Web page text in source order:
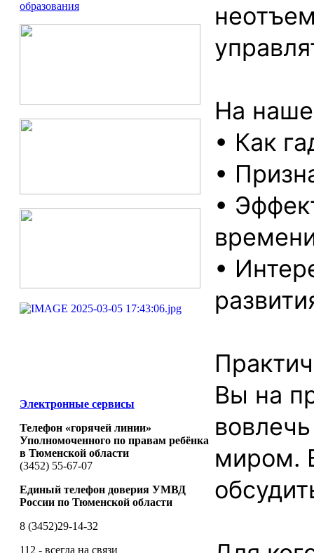
Электронные сервисы
Телефон «горячей линии»
Уполномоченного по правам ребёнка
в Тюменской области
(3452) 55-67-07
Единый телефон доверия УМВД
России по Тюменской области
8 (3452)29-14-32
112 - всегда на связи
На
• Как
•
•
•
Вы на
миром.